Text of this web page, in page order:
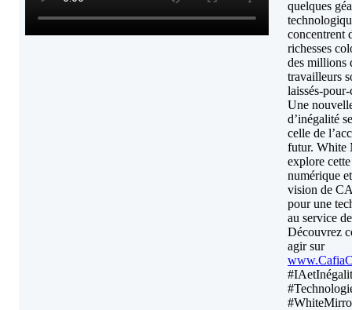
quelques
concentrent
richesses
des millions
travailleurs
laissés-
Une
d’inégalité
celle de
futur. White
explore
numérique
vision de
pour une
au service
Découvrez
agir sur